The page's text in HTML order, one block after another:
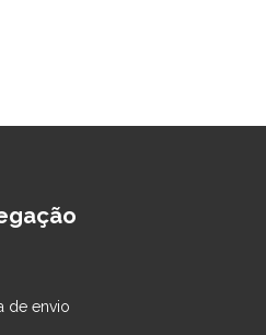
de envio